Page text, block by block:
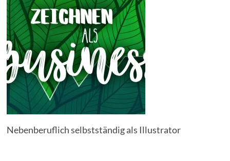
Nebenberuflich selbstständig als Illustrator